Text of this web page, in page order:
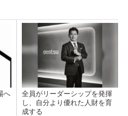
へ
全員がリーダーシップを発揮
し、自分より優れた人財を育
成する